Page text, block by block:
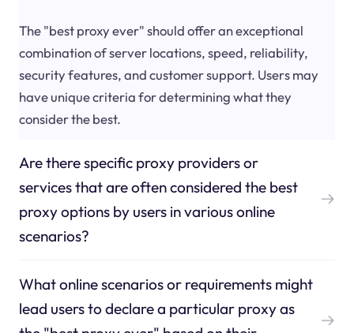
The "best proxy ever" should offer an exceptional
combination of server locations, speed, reliability,
security features, and customer support. Users may
have unique criteria for determining what they
consider the best.
Are there specific proxy providers or
services that are often considered the best
proxy options by users in various online
scenarios?
What online scenarios or requirements might
lead users to declare a particular proxy as